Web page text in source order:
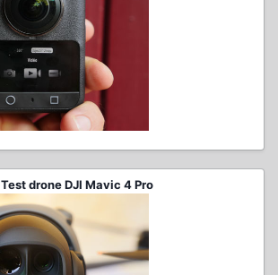
Test drone DJI Mavic 4 Pro